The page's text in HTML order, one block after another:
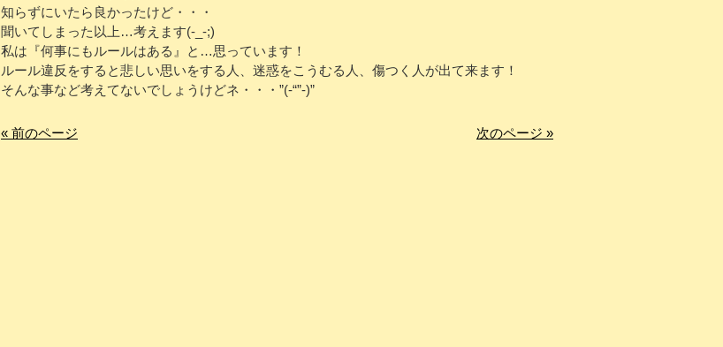
知らずにいたら良かったけど・・・
聞いてしまった以上…考えます(-_-;)
私は『何事にもルールはある』と…思っています！
ルール違反をすると悲しい思いをする人、迷惑をこうむる人、傷つく人が出て来ます！
そんな事など考えてないでしょうけどネ・・・”(-“”-)”
« 前のページ 次のページ »